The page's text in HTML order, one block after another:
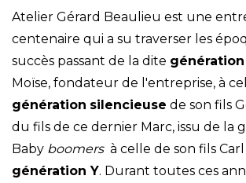
Atelier Gérard Beaulieu est une
centenaire qui a su traverser les
succès passant de la dite génération
Moïse, fondateur de l'entreprise, à
génération silencieuse de son fils
du fils de ce dernier Marc, issu de la
Baby boomersà celle de son fils
génération Y. Durant toutes ces